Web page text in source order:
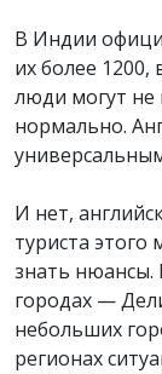
В Индии
их более
люди могут не
нормально.
И нет,
туриста
знать нюансы.
городах —
небольших
регионах